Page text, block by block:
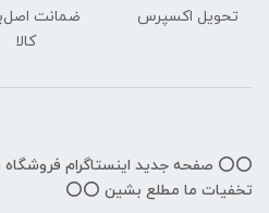
تحویل اکسپرس
ضمانت
کالا
⭕️⭕️ صفحه جدید اینستاگرام فروشگاه
تخفیات ما مطلع بشین ⭕️⭕️